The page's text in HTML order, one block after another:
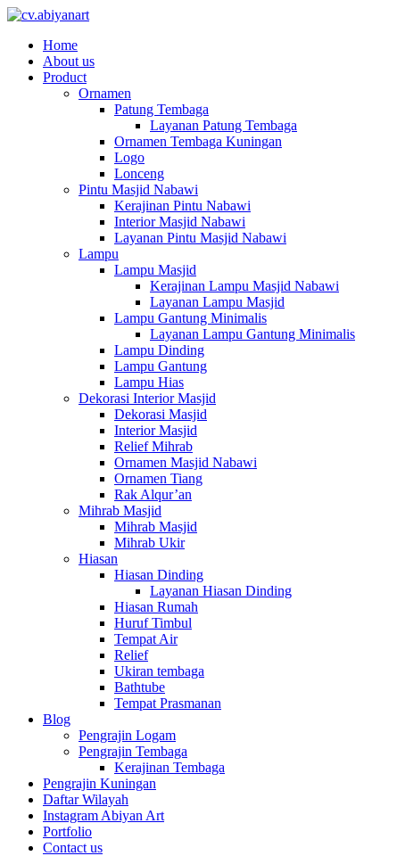
Home
About us
Product
Ornamen
Patung Tembaga
Layanan Patung Tembaga
Ornamen Tembaga Kuningan
Logo
Lonceng
Pintu Masjid Nabawi
Kerajinan Pintu Nabawi
Interior Masjid Nabawi
Layanan Pintu Masjid Nabawi
Lampu
Lampu Masjid
Kerajinan Lampu Masjid Nabawi
Layanan Lampu Masjid
Lampu Gantung Minimalis
Layanan Lampu Gantung Minimalis
Lampu Dinding
Lampu Gantung
Lampu Hias
Dekorasi Interior Masjid
Dekorasi Masjid
Interior Masjid
Relief Mihrab
Ornamen Masjid Nabawi
Ornamen Tiang
Rak Alqur’an
Mihrab Masjid
Mihrab Masjid
Mihrab Ukir
Hiasan
Hiasan Dinding
Layanan Hiasan Dinding
Hiasan Rumah
Huruf Timbul
Tempat Air
Relief
Ukiran tembaga
Bathtube
Tempat Prasmanan
Blog
Pengrajin Logam
Pengrajin Tembaga
Kerajinan Tembaga
Pengrajin Kuningan
Daftar Wilayah
Instagram Abiyan Art
Portfolio
Contact us